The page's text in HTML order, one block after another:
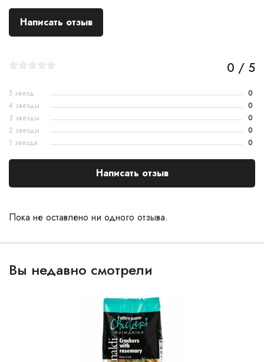
Написать отзыв
Пока не оставлено ни одного отзыва.
0 / 5
5 звезд
0
4 звезды
0
3 звезды
0
2 звезды
0
1 звезда
0
Написать отзыв
Вы недавно смотрели